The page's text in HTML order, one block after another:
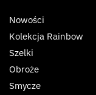
Nowości
Kolekcja Rainbow
Szelki
Obroże
Smycze